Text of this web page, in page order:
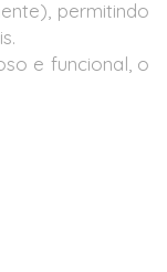
permitindo
e funcional, o